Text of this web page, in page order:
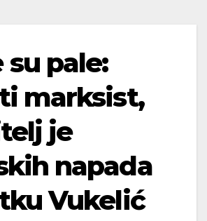
su pale:
marksist,
je
napada
Vukelić